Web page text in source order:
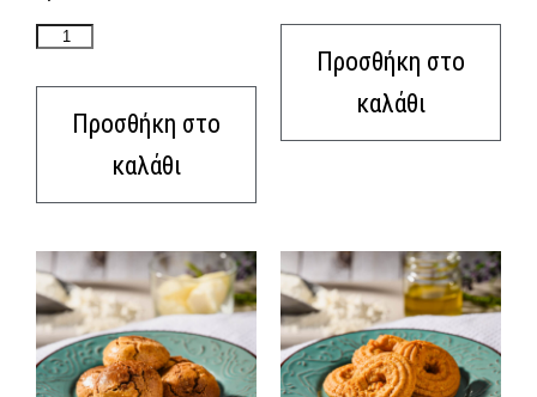
Προσθήκη στο
καλάθι
Προσθήκη στο
καλάθι